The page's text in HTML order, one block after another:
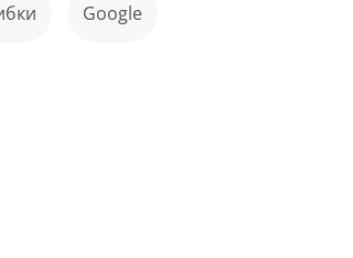
Google